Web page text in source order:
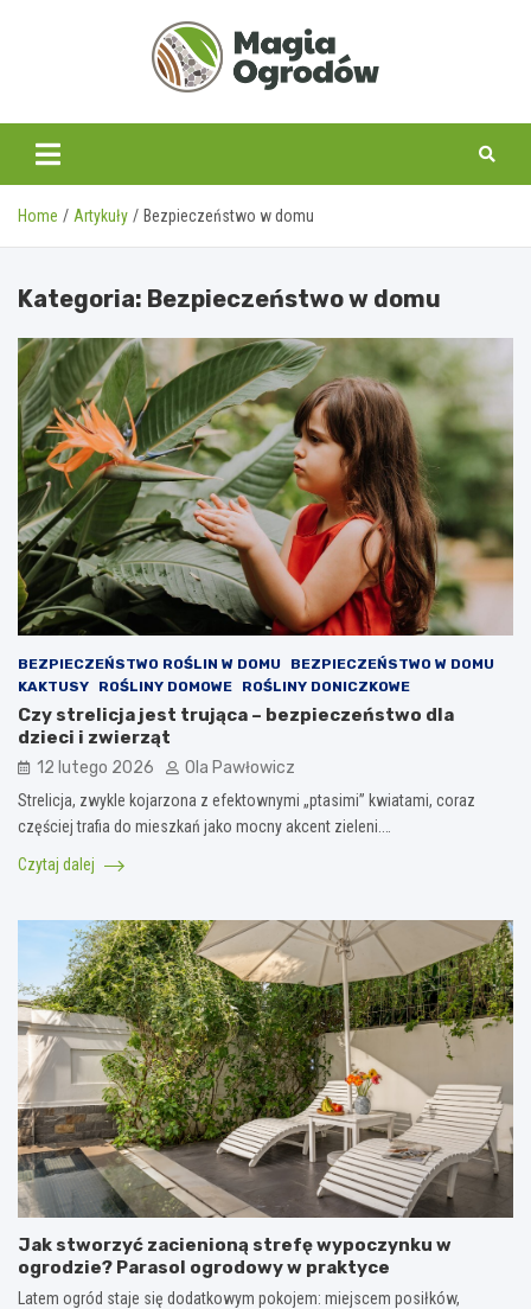
magiaogrodow.pl
Home Artykuły Bezpieczeństwo w domu
Kategoria: Bezpieczeństwo w domu
BEZPIECZEŃSTWO ROŚLIN W DOMU
BEZPIECZEŃSTWO W DOMU
KAKTUSY
ROŚLINY DOMOWE ROŚLINY DONICZKOWE
Czy strelicja jest trująca – bezpieczeństwo dla
dzieci i zwierząt
12 lutego 2026 Ola Pawłowicz
Strelicja, zwykle kojarzona z efektownymi „ptasimi” kwiatami, coraz
częściej trafia do mieszkań jako mocny akcent zieleni.…
Czytaj dalej
Jak stworzyć zacienioną strefę wypoczynku w
ogrodzie? Parasol ogrodowy w praktyce
Latem ogród staje się dodatkowym pokojem: miejscem posiłków,